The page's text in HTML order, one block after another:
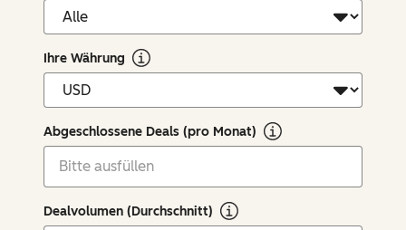
Ihre Währung
Abgeschlossene Deals (pro Monat)
Dealvolumen (Durchschnitt)